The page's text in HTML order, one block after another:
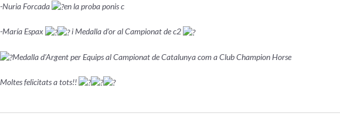
-Nuria Forcada en la proba ponis c
-María Espax i Medalla d’or al Campionat de c2
Medalla d’Argent per Equips al Campionat de Catalunya com a Club Champion Horse
Moltes felicitats a tots!!